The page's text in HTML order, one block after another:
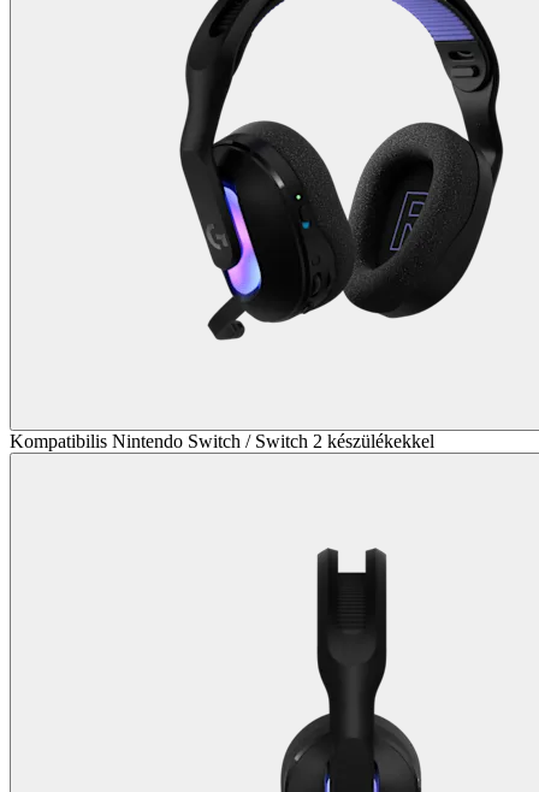
Kompatibilis Nintendo Switch / Switch 2 készülékekkel